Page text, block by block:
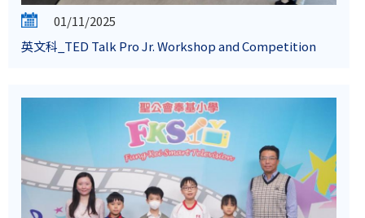
01/11/2025
英文科_TED Talk Pro Jr. Workshop and Competition